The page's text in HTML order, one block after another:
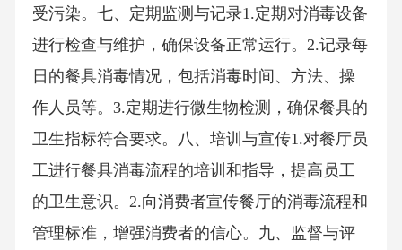
受污染。七、定期监测与记录1.定期对消毒设备
进行检查与维护，确保设备正常运行。2.记录每
日的餐具消毒情况，包括消毒时间、方法、操
作人员等。3.定期进行微生物检测，确保餐具的
卫生指标符合要求。八、培训与宣传1.对餐厅员
工进行餐具消毒流程的培训和指导，提高员工
的卫生意识。2.向消费者宣传餐厅的消毒流程和
管理标准，增强消费者的信心。九、监督与评